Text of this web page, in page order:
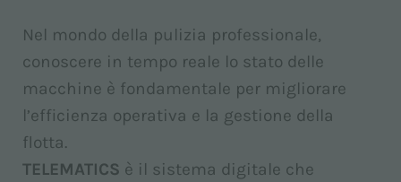
Nel mondo della pulizia professionale,
conoscere in tempo reale lo stato delle
macchine è fondamentale per migliorare
l’efficienza operativa e la gestione della
flotta.
TELEMATICS è il sistema digitale che